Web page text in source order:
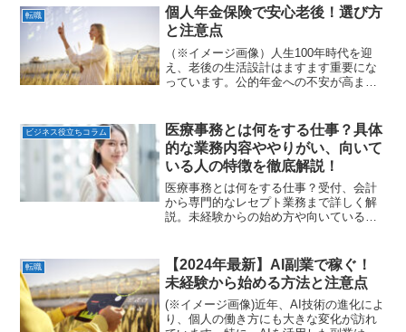
むための戦略を伝授！
転職
個人年金保険で安心老後！選び方
と注意点
（※イメージ画像）人生100年時代を迎
え、老後の生活設計はますます重要にな
っています。公的年金への不安が高まる
積み立てることで、老後に年金として受
け取れる金融商品であり、...
ビジネス役立ちコラム
医療事務とは何をする仕事？具体
的な業務内容ややりがい、向いて
いる人の特徴を徹底解説！
医療事務とは何をする仕事？受付、会計
から専門的なレセプト業務まで詳しく解
説。未経験からの始め方や向いている人
疑問を解決します！
転職
【2024年最新】AI副業で稼ぐ！
未経験から始める方法と注意点
(※イメージ画像)近年、AI技術の進化によ
り、個人の働き方にも大きな変化が訪れ